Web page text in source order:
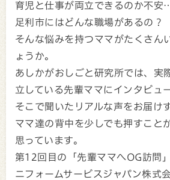
育児と仕事が両立できるのか不安
足利市にはどんな職場があるの？
そんな悩みを持つママがたくさん
ょうか。
あしかがおしごと研究所では、実
立している先輩ママにインタビュ
そこで聞いたリアルな声をお届け
ママ達の背中を少しでも押すこと
思っています。
第12回目の「先輩ママへOG訪問
ニフォームサービスジャパン株式